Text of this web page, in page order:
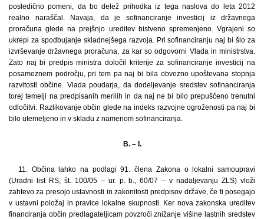
posledično pomeni, da bo delež prihodka iz tega naslova do leta 2012
realno naraščal. Navaja, da je sofinanciranje investicij iz državnega
proračuna glede na prejšnjo ureditev bistveno spremenjeno. Vgrajeni so
ukrepi za spodbujanje skladnejšega razvoja. Pri sofinanciranju naj bi šlo za
izvrševanje državnega proračuna, za kar so odgovorni Vlada in ministrstva.
Zato naj bi predpis ministra določil kriterije za sofinanciranje investicij na
posameznem področju, pri tem pa naj bi bila obvezno upoštevana stopnja
razvitosti občine. Vlada poudarja, da dodeljevanje sredstev sofinanciranja
torej temelji na predpisanih merilih in da naj ne bi bilo prepuščeno trenutni
odločitvi. Razlikovanje občin glede na indeks razvojne ogroženosti pa naj bi
bilo utemeljeno in v skladu z namenom sofinanciranja.
B. – I.
11. Občina lahko na podlagi 91. člena Zakona o lokalni samoupravi
(Uradni list RS, št. 100/05 – ur. p. b., 60/07 – v nadaljevanju ZLS) vloži
zahtevo za presojo ustavnosti in zakonitosti predpisov države, če ti posegajo
v ustavni položaj in pravice lokalne skupnosti. Ker nova zakonska ureditev
financiranja občin predlagateljicam povzroči znižanje višine lastnih sredstev